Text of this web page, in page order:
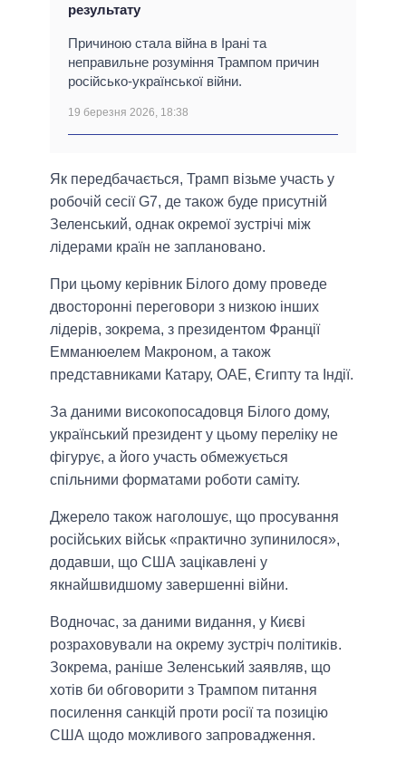
результату
Причиною стала війна в Ірані та
неправильне розуміння Трампом причин
російсько-української війни.
19 березня 2026, 18:38
Як передбачається, Трамп візьме участь у
робочій сесії G7, де також буде присутній
Зеленський, однак окремої зустрічі між
лідерами країн не заплановано.
При цьому керівник Білого дому проведе
двосторонні переговори з низкою інших
лідерів, зокрема, з президентом Франції
Емманюелем Макроном, а також
представниками Катару, ОАЕ, Єгипту та Індії.
За даними високопосадовця Білого дому,
український президент у цьому переліку не
фігурує, а його участь обмежується
спільними форматами роботи саміту.
Джерело також наголошує, що просування
російських військ «практично зупинилося»,
додавши, що США зацікавлені у
якнайшвидшому завершенні війни.
Водночас, за даними видання, у Києві
розраховували на окрему зустріч політиків.
Зокрема, раніше Зеленський заявляв, що
хотів би обговорити з Трампом питання
посилення санкцій проти росії та позицію
США щодо можливого запровадження.